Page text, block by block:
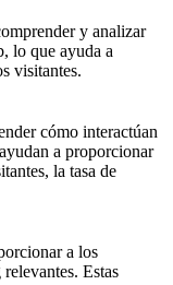
y analizar
lo que ayuda a
visitantes.
cómo interactúan
a proporcionar
la tasa de
a los
Estas